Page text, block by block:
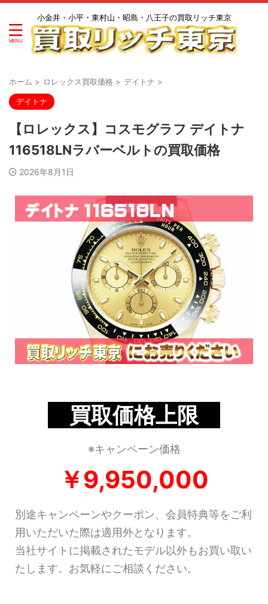
小金井・小平・東村山・昭島・八王子の買取リッチ東京
ホーム > ロレックス買取価格 > デイトナ >
デイトナ
【ロレックス】コスモグラフ デイトナ
116518LNラバーベルトの買取価格
2026年8月1日
買取価格上限
※キャンペーン価格
￥9,950,000
別途キャンペーンやクーポン、会員特典等をご利
用いただいた際は適用外となります。
当社サイトに掲載されたモデル以外もお買い取い
たします。お気軽にご相談ください。